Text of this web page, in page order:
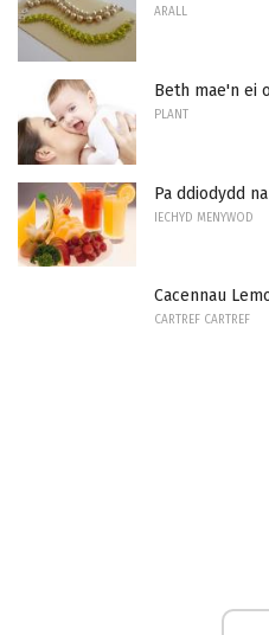
ARALL
Beth mae'n ei
PLANT
Pa ddiodydd
IECHYD MENYWOD
Cacennau
CARTREF CARTREF